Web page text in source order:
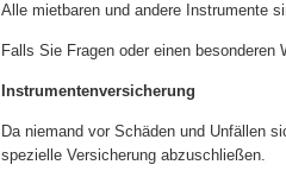
Alle mietbaren und andere Instrumente
Falls Sie Fragen oder einen
Instrumentenversicherung
Da niemand vor Schäden und Unfällen
spezielle Versicherung abzuschließen.